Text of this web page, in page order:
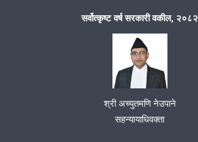
सर्वोत्कृष्ट वर्ष सरकारी वकील, २०८२
श्री अच्युतमणि नेउपाने
सहन्यायाधिवक्ता